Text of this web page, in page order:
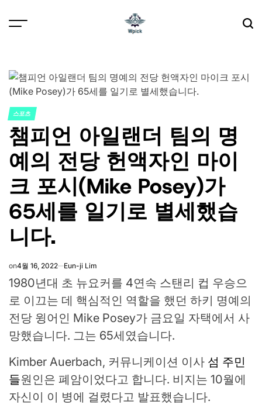
POSTED
IN
스포츠
챔피언 아일랜더 팀의 명
예의 전당 헌액자인 마이
크 포시(Mike Posey)가
65세를 일기로 별세했습
니다.
on4월 16, 2022 Eun-ji Lim
1980년대 초 뉴요커를 4연속 스탠리 컵 우승으
로 이끄는 데 핵심적인 역할을 했던 하키 명예의
전당 윙어인 Mike Posey가 금요일 자택에서 사
망했습니다. 그는 65세였습니다.
Kimber Auerbach, 커뮤니케이션 이사 섬 주민
들원인은 폐암이었다고 합니다. 비지는 10월에
자신이 이 병에 걸렸다고 발표했습니다.